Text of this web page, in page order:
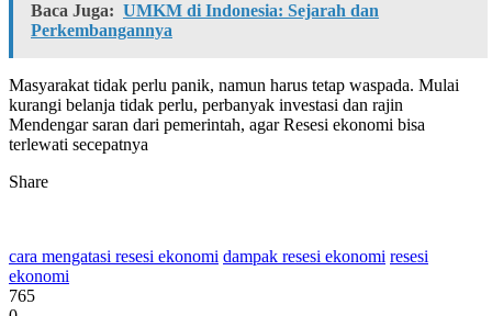
Baca Juga: UMKM di Indonesia: Sejarah dan
Perkembangannya
Masyarakat tidak perlu panik, namun harus tetap waspada. Mulai
kurangi belanja tidak perlu, perbanyak investasi dan rajin
Mendengar saran dari pemerintah, agar Resesi ekonomi bisa
terlewati secepatnya
Share
cara mengatasi resesi ekonomi dampak resesi ekonomi resesi
ekonomi
765